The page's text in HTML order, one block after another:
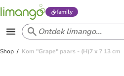
family
Shop Kom "Grape" paars - (H)7 x ? 13 cm